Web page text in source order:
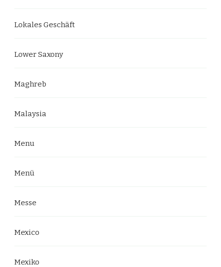
Lokales Geschäft
Lower Saxony
Maghreb
Malaysia
Menu
Menü
Messe
Mexico
Mexiko